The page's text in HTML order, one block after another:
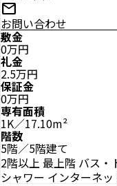
mail
お問い合わせ
敷金
0万円
礼金
2.5万円
保証金
0万円
専有面積
1K／17.10m²
階数
5階／5階建て
2階以上 最上階 バス・
シャワー インターネッ